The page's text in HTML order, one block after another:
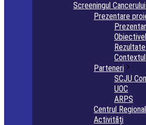
Screeningul
Prezentare
Parteneri
SCJU
UOC
ARPS
Centrul
Activități